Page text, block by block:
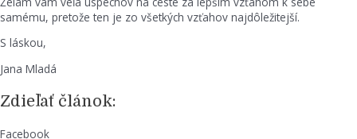
samému, pretože ten je zo všetkých vzťahov najdôležitejší.
S láskou,
Jana Mladá
Zdieľať článok:
Facebook